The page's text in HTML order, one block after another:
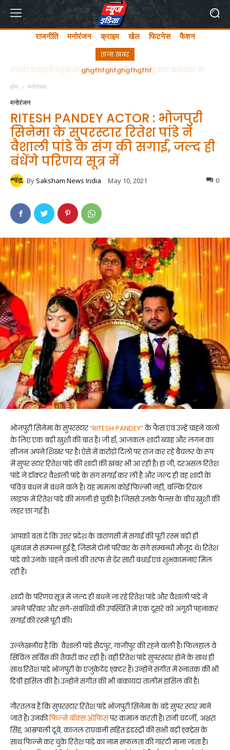
राजनीति मनोरंजन क्राइम खेल फिटनेस फैशन
ताजा खबर
ghgfhfghfghgfhgfhf
होम मनोरंजन
मनोरंजन
RITESH PANDEY ACTOR : भोजपुरी
सिनेमा के सुपरस्टार रितेश पांडे ने
वैशाली पांडे के संग की सगाई, जल्द ही
बंधेंगे परिणय सूत्र में
By Saksham News India May 10, 2021 0
भोजपुरी सिनेमा के सुपरस्टार“RITESH PANDEY”के फैंस एवं उन्हें चाहने वालों
के लिए एक बड़ी खुशी की बात है। जी हाँ, आजकल शादी ब्याह और लगन का
सीजन अपने शिखर पर है। ऐसे में करोड़ों दिलों पर राज कर रहे बैचलर के रूप
में सुपर स्टार रितेश पांडे की शादी की खबर भी आ रही है। हां जी, दरअसल रितेश
पांडे ने डॉक्टर वैशाली पांडे के संग सगाई कर ली है और जल्द ही वह शादी के
पवित्र बंधन में बंधने वाले हैं। यह मामला कोई फिल्मी नहीं, बल्कि रियल
लाइफ में रितेश पांडे की मंगनी हो चुकी है। जिससे उनके फैन्स के बीच खुशी की
लहर छा गई है।
आपको बता दें कि उत्तर प्रदेश के वाराणसी में सगाई की पूरी रस्म बड़ी ही
धूमधाम से सम्पन्न हुई है, जिसमें दोनो परिवार के सगे सम्बन्धी मौजूद थे। रितेश
पांडे को उनके चाहने वालों की तरफ से ढ़ेर सारी बधाई एवं शुभकामनाएं मिल
रही हैं।
शादी के परिणय सूत्र में जल्द ही बंधने जा रहे रितेश पांडे और वैशाली पांडे ने
अपने परिवार और सगे-संबंधियों की उपस्थिति में एक दूसरे को अंगूठी पहनाकर
सगाई की रस्में पूरी की।
उल्लेखनीय है कि वैशाली पांडे सैदपुर, गाजीपुर की रहने वाली हैं। फिलहाल वे
सिविल सर्विस की तैयारी कर रही हैं। वहीं रितेश पांडे सुपरस्टार होने के साथ ही
साथ रितेश पांडे भोजपुरी के एजुकेटेड ऎक्टर हैं। उन्होंने संगीत में स्नातक की भी
डिग्री हासिल की है। उन्होंने संगीत की भी बाकायदा तालीम हासिल की है।
गौरतलब है कि सुपरस्टार रितेश पांडे भोजपुरी सिनेमा के बड़े सुपर स्टार माने
जाते हैं। उनकीफिल्में बॉक्स ऑफिसपर कमाल करती हैं। रानी चटर्जी, अक्षरा
सिंह, आम्रपाली दूबे, काजल राघवानी सहित इंडस्ट्री की सभी बड़ी ऎक्ट्रेस के
साथ फिल्मे कर चुके रितेश पांडे का नाम सफलता की गारंटी माना जाता है।